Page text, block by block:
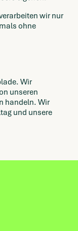
wir nur
ohne
Wir
unseren
handeln. Wir
und unsere